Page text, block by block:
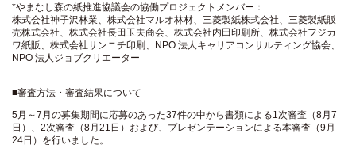
*やまなし森の紙推進協議会の協働プロジェクトメンバー：
株式会社神子沢林業、株式会社マルオ林材、三菱製紙株式会社、三菱製紙販
売株式会社、株式会社長田玉夫商会、株式会社内田印刷所、株式会社フジカ
ワ紙販、株式会社サンニチ印刷、NPO 法人キャリアコンサルティング協会、
NPO 法人ジョブクリエーター
■審査方法・審査結果について
5月～7月の募集期間に応募のあった37件の中から書類による1次審査（8月7
日）、2次審査（8月21日）および、プレゼンテーションによる本審査（9月
24日）を行いました。